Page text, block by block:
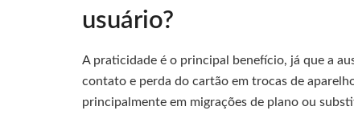
usuário?
A praticidade é o principal benefício, já que a
contato e perda do cartão em trocas de
principalmente em migrações de plano ou